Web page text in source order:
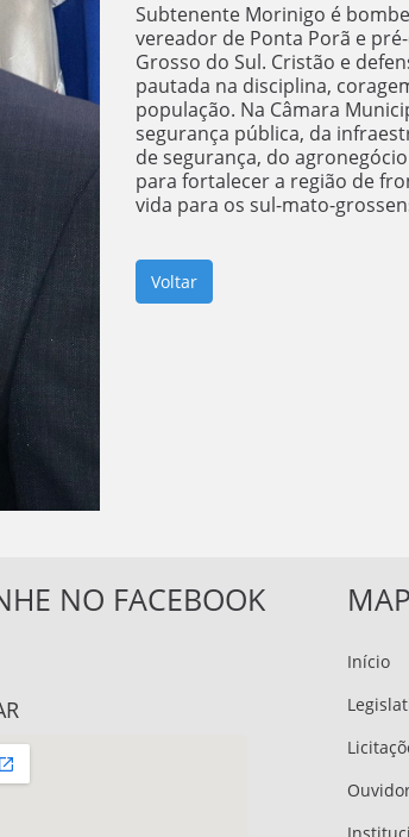
Subtenente Morinigo é
vereador de Ponta Porã e
Grosso do Sul. Cristão e
pautada na disciplina,
população. Na Câmara
segurança pública, da
de segurança, do
para fortalecer a região de
vida para os sul-mato-
NO FACEBOOK
Início